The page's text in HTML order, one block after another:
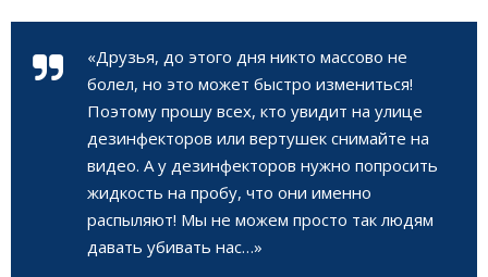
«Друзья, до этого дня никто массово не
болел, но это может быстро измениться!
Поэтому прошу всех, кто увидит на улице
дезинфекторов или вертушек снимайте на
видео. А у дезинфекторов нужно попросить
жидкость на пробу, что они именно
распыляют! Мы не можем просто так людям
давать убивать нас…»